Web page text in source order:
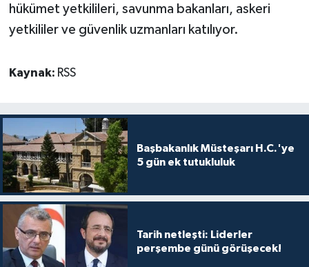
hükümet yetkilileri, savunma bakanları, askeri
yetkililer ve güvenlik uzmanları katılıyor.
Kaynak: RSS
Başbakanlık Müsteşarı H.C.'ye
5 gün ek tutukluluk
Tarih netleşti: Liderler
perşembe günü görüşecek!